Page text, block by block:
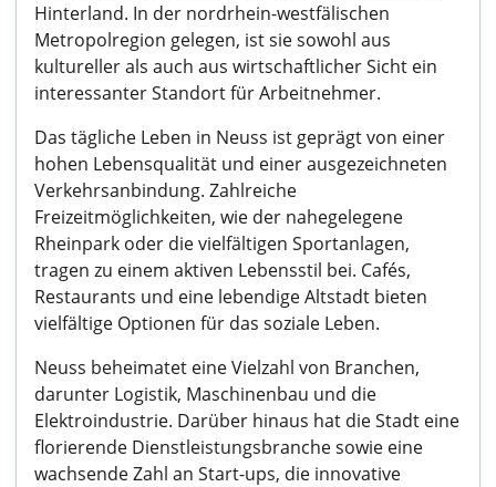
Hinterland. In der nordrhein-westfälischen
Metropolregion gelegen, ist sie sowohl aus
kultureller als auch aus wirtschaftlicher Sicht ein
interessanter Standort für Arbeitnehmer.
Das tägliche Leben in Neuss ist geprägt von einer
hohen Lebensqualität und einer ausgezeichneten
Verkehrsanbindung. Zahlreiche
Freizeitmöglichkeiten, wie der nahegelegene
Rheinpark oder die vielfältigen Sportanlagen,
tragen zu einem aktiven Lebensstil bei. Cafés,
Restaurants und eine lebendige Altstadt bieten
vielfältige Optionen für das soziale Leben.
Neuss beheimatet eine Vielzahl von Branchen,
darunter Logistik, Maschinenbau und die
Elektroindustrie. Darüber hinaus hat die Stadt eine
florierende Dienstleistungsbranche sowie eine
wachsende Zahl an Start-ups, die innovative